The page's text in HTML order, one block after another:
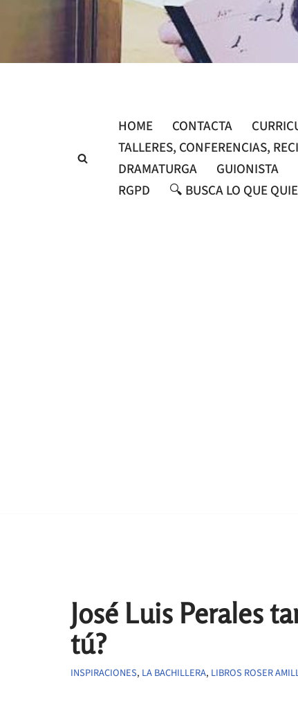
contenido
HOME CONTACTA
TALLERES, CONFERENCIAS,
DRAMATURGA
GUIONISTA
RGPD
🔍 BUSCA LO QUE
José Luis Perales
tú?
INSPIRACIONES, LA BACHILLERA, LIBROS ROSER